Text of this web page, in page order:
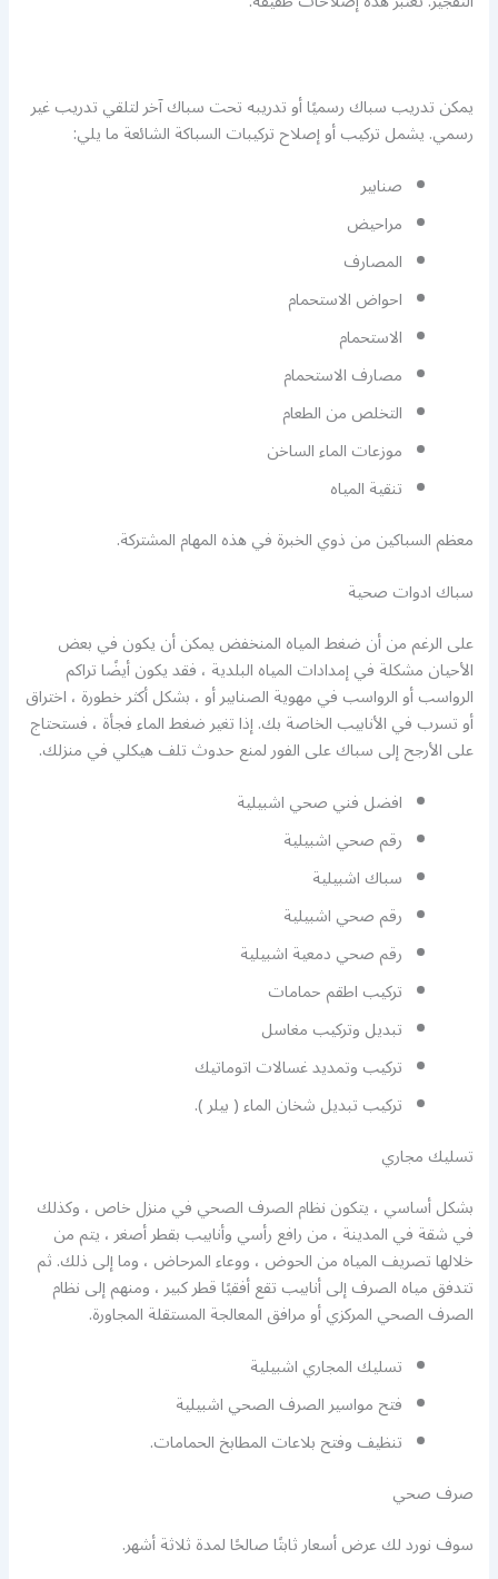
يمكن تدريب سباك رسميًا أو تدريبه تحت سباك آخر لتلقي تدريب غير
رسمي. يشمل تركيب أو إصلاح تركيبات السباكة الشائعة ما يلي:
صنابير
مراحيض
المصارف
احواض الاستحمام
الاستحمام
مصارف الاستحمام
التخلص من الطعام
موزعات الماء الساخن
تنقية المياه
معظم السباكين من ذوي الخبرة في هذه المهام المشتركة.
سباك ادوات صحية
على الرغم من أن ضغط المياه المنخفض يمكن أن يكون في بعض
الأحيان مشكلة في إمدادات المياه البلدية ، فقد يكون أيضًا تراكم
الرواسب أو الرواسب في مهوية الصنابير أو ، بشكل أكثر خطورة ، اختراق
أو تسرب في الأنابيب الخاصة بك. إذا تغير ضغط الماء فجأة ، فستحتاج
على الأرجح إلى سباك على الفور لمنع حدوث تلف هيكلي في منزلك.
افضل فني صحي اشبيلية
رقم صحي اشبيلية
سباك اشبيلية
رقم صحي اشبيلية
رقم صحي دمعية اشبيلية
تركيب اطقم حمامات
تبديل وتركيب مغاسل
تركيب وتمديد غسالات اتوماتيك
تركيب تبديل شخان الماء ( بيلر ).
تسليك مجاري
بشكل أساسي ، يتكون نظام الصرف الصحي في منزل خاص ، وكذلك
في شقة في المدينة ، من رافع رأسي وأنابيب بقطر أصغر ، يتم من
خلالها تصريف المياه من الحوض ، ووعاء المرحاض ، وما إلى ذلك. ثم
تتدفق مياه الصرف إلى أنابيب تقع أفقيًا قطر كبير ، ومنهم إلى نظام
الصرف الصحي المركزي أو مرافق المعالجة المستقلة المجاورة.
تسليك المجاري اشبيلية
فتح مواسير الصرف الصحي اشبيلية
تنظيف وفتح بلاعات المطابخ الحمامات.
صرف صحي
سوف نورد لك عرض أسعار ثابتًا صالحًا لمدة ثلاثة أشهر.